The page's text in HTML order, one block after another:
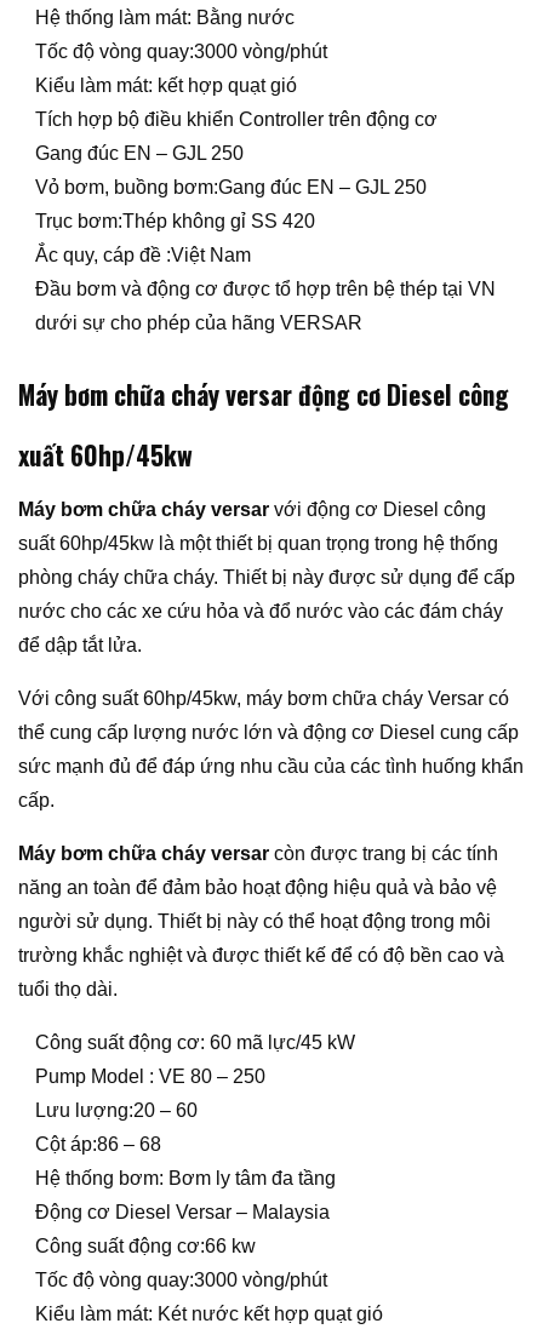
Hệ thống làm mát: Bằng nước
Tốc độ vòng quay:3000 vòng/phút
Kiểu làm mát: kết hợp quạt gió
Tích hợp bộ điều khiển Controller trên động cơ
Gang đúc EN – GJL 250
Vỏ bơm, buồng bơm:Gang đúc EN – GJL 250
Trục bơm:Thép không gỉ SS 420
Ắc quy, cáp đề :Việt Nam
Đầu bơm và động cơ được tổ hợp trên bệ thép tại VN
dưới sự cho phép của hãng VERSAR
Máy bơm chữa cháy versarđộng cơ Diesel công
xuất 60hp/45kw
Máy bơm chữa cháy versar với động cơ Diesel công
suất 60hp/45kw là một thiết bị quan trọng trong hệ thống
phòng cháy chữa cháy. Thiết bị này được sử dụng để cấp
nước cho các xe cứu hỏa và đổ nước vào các đám cháy
để dập tắt lửa.
Với công suất 60hp/45kw, máy bơm chữa cháy Versar có
thể cung cấp lượng nước lớn và động cơ Diesel cung cấp
sức mạnh đủ để đáp ứng nhu cầu của các tình huống khẩn
cấp.
Máy bơm chữa cháy versar còn được trang bị các tính
năng an toàn để đảm bảo hoạt động hiệu quả và bảo vệ
người sử dụng. Thiết bị này có thể hoạt động trong môi
trường khắc nghiệt và được thiết kế để có độ bền cao và
tuổi thọ dài.
Công suất động cơ: 60 mã lực/45 kW
Pump Model : VE 80 – 250
Lưu lượng:20 – 60
Cột áp:86 – 68
Hệ thống bơm: Bơm ly tâm đa tầng
Động cơ Diesel Versar – Malaysia
Công suất động cơ:66 kw
Tốc độ vòng quay:3000 vòng/phút
Kiểu làm mát: Két nước kết hợp quạt gió